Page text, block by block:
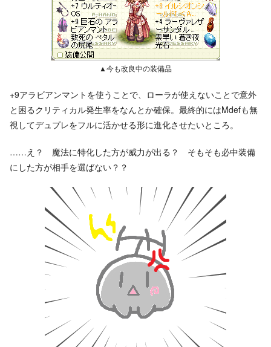
▲今も改良中の装備品
+9アラビアンマントを使うことで、ローラが使えないことで意外
と困るクリティカル発生率をなんとか確保。最終的にはMdefも無
視してデュプレをフルに活かせる形に進化させたいところ。
……え？ 魔法に特化した方が威力が出る？ そもそも必中装備
にした方が相手を選ばない？？